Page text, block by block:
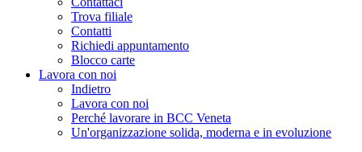
Trova filiale
Contatti
Richiedi appuntamento
Blocco carte
Lavora con noi
Indietro
Lavora con noi
Perché lavorare in BCC Veneta
Un'organizzazione solida, moderna e in evoluzione